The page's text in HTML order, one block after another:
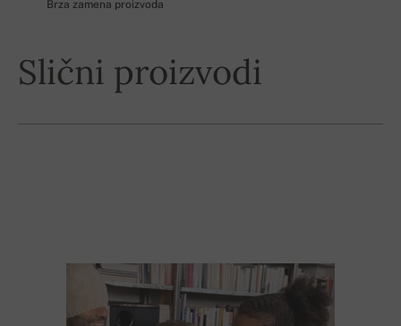
Brza zamena proizvoda
Slični proizvodi